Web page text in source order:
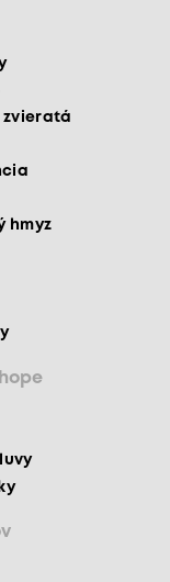
zvieratá
hmyz